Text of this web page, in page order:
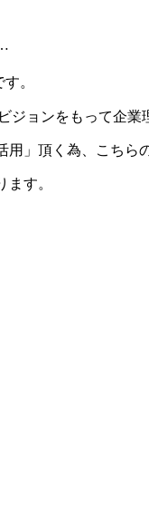
。
ョンをもって企
」頂く為、こちら
す。